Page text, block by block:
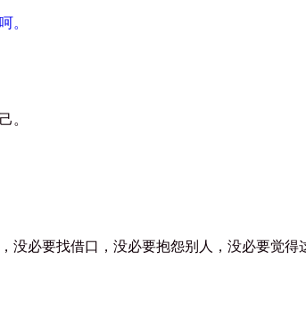
。
。
必要找借口，没必要抱怨别人，没必要觉